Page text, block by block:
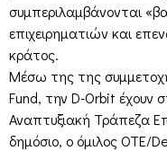
συμπεριλαμβάνονται
επιχειρηματιών και
κράτος.
Μέσω της της
Fund, την D-Orbit έχουν
Αναπτυξιακή Τράπεζα
δημόσιο, ο όμιλος ΟΤΕ/